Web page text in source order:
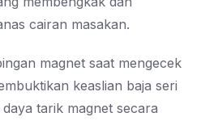
cairan masakan.
magnet saat mengecek
keaslian baja seri
tarik magnet secara